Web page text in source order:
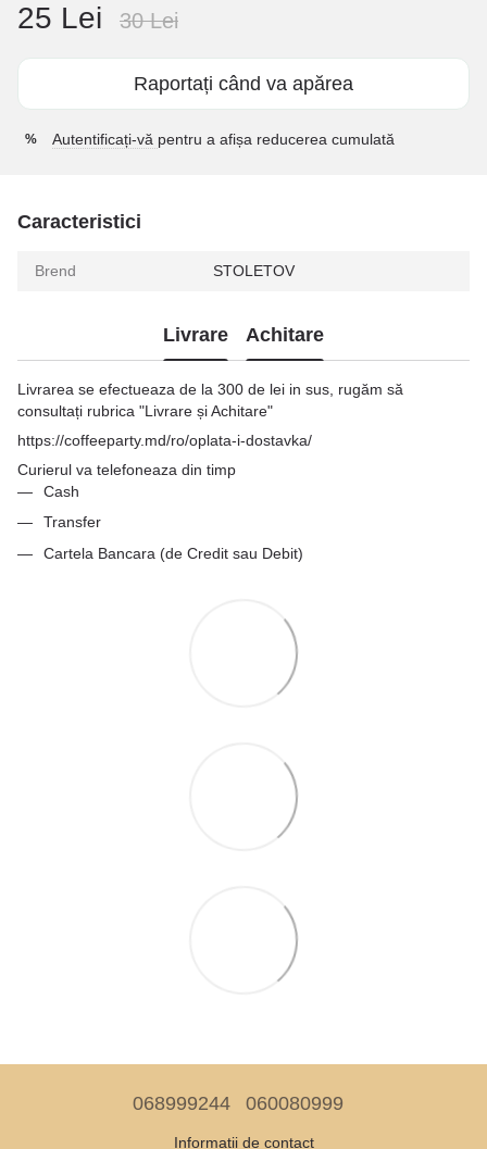
25 Lei 30 Lei
Raportați când va apărea
% Autentificați-vă pentru a afișa reducerea cumulată
Caracteristici
Brend STOLETOV
Livrare Achitare
Livrarea se efectueaza de la 300 de lei in sus, rugăm să
consultați rubrica "Livrare și Achitare"
https://coffeeparty.md/ro/oplata-i-dostavka/
Curierul va telefoneaza din timp
Cash
Transfer
Cartela Bancara (de Credit sau Debit)
068999244 060080999
Informații de contact